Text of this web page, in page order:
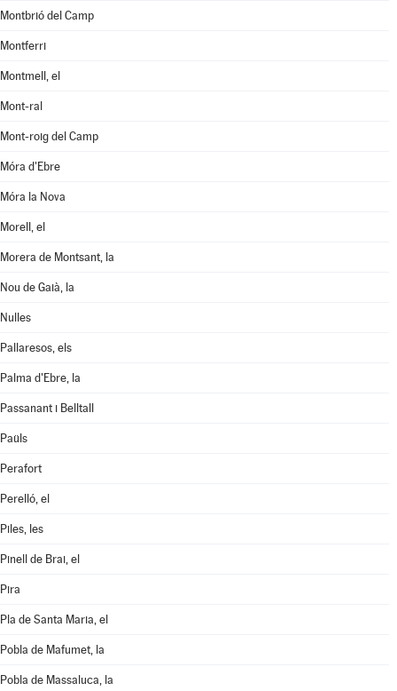
Montbrió del Camp
Montferri
Montmell, el
Mont-ral
Mont-roig del Camp
Móra d'Ebre
Móra la Nova
Morell, el
Morera de Montsant, la
Nou de Gaià, la
Nulles
Pallaresos, els
Palma d'Ebre, la
Passanant i Belltall
Paüls
Perafort
Perelló, el
Piles, les
Pinell de Brai, el
Pira
Pla de Santa Maria, el
Pobla de Mafumet, la
Pobla de Massaluca, la